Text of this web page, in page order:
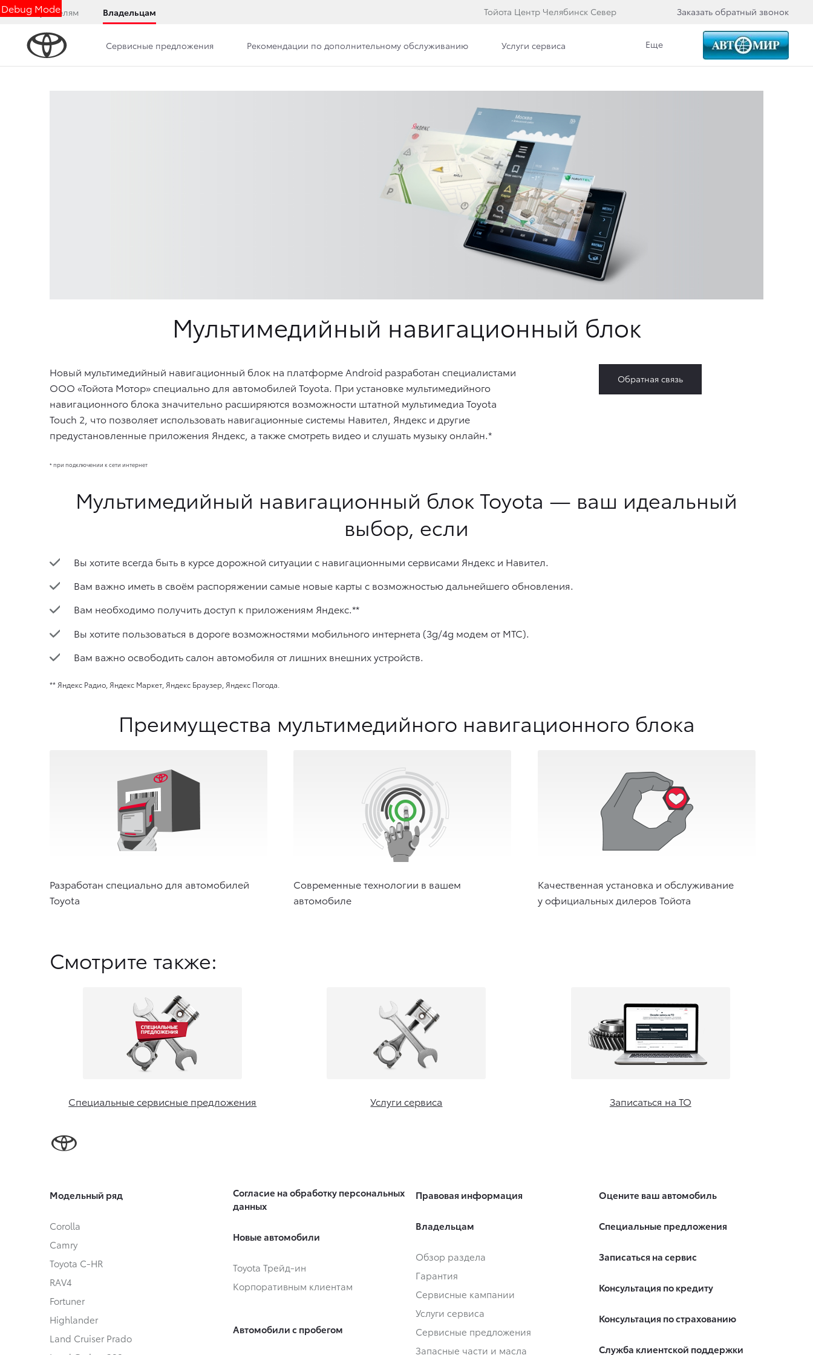
Debug Mode
Покупателям Владельцам Тойота Центр Челябинск Север Заказать обратный звонок
Сервисные предложения Рекомендации по дополнительному обслуживанию Услуги сервиса Еще
Мультимедийный навигационный блок
Новый мультимедийный навигационный блок на платформе Android разработан специалистами
ООО «Тойота Мотор» специально для автомобилей Toyota. При установке мультимедийного
навигационного блока значительно расширяются возможности штатной мультимедиа Toyota
Touch 2, что позволяет использовать навигационные системы Навител, Яндекс и другие
предустановленные приложения Яндекс, а также смотреть видео и слушать музыку онлайн.*
* при подключении к сети интернет
Обратная связь
Мультимедийный навигационный блок Toyota — ваш идеальный
выбор, если
Вы хотите всегда быть в курсе дорожной ситуации c навигационными сервисами Яндекс и Навител.
Вам важно иметь в своём распоряжении самые новые карты с возможностью дальнейшего обновления.
Вам необходимо получить доступ к приложениям Яндекс.**
Вы хотите пользоваться в дороге возможностями мобильного интернета (3g/4g модем от МТС).
Вам важно освободить салон автомобиля от лишних внешних устройств.
** Яндекс Радио, Яндекс Маркет, Яндекс Браузер, Яндекс Погода.
Преимущества мультимедийного навигационного блока
Разработан специально для автомобилей
Toyota
Современные технологии в вашем
автомобиле
Качественная установка и обслуживание
у официальных дилеров Тойота
Смотрите также:
Специальные сервисные предложения Услуги сервиса Записаться на ТО
Модельный ряд
Corolla
Camry
Toyota C-HR
RAV4
Fortuner
Highlander
Land Cruiser Prado
Согласие на обработку персональных
данных
Новые автомобили
Toyota Трейд-ин
Корпоративным клиентам
Автомобили с пробегом
Правовая информация
Владельцам
Обзор раздела
Гарантия
Сервисные кампании
Услуги сервиса
Сервисные предложения
Запасные части и масла
Оцените ваш автомобиль
Специальные предложения
Записаться на сервис
Консультация по кредиту
Консультация по страхованию
Служба клиентской поддержки